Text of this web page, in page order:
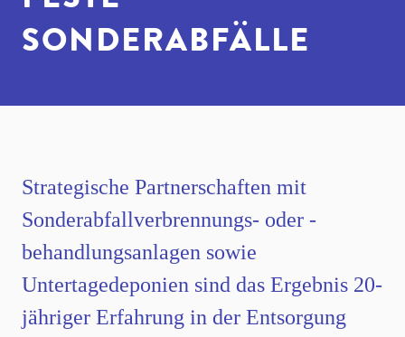
SONDERABFÄLLE
Strategische Partnerschaften mit
Sonderabfallverbrennungs- oder -
behandlungsanlagen sowie
Untertagedeponien sind das Ergebnis 20-
jähriger Erfahrung in der Entsorgung